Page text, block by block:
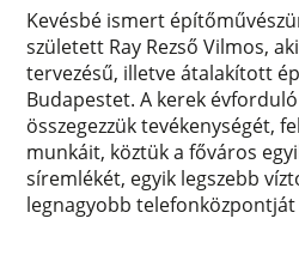
Kevésbé ismert
született Ray Rezső Vilmos,
tervezésű, illetve átalakított
Budapestet. A kerek
összegezzük tevékenységét,
munkáit, köztük a főváros
síremlékét, egyik legszebb
legnagyobb telefonközpontját